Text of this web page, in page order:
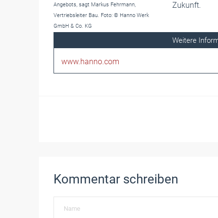
Angebots, sagt Markus Fehrmann,
Vertriebsleiter Bau. Foto: © Hanno Werk
GmbH & Co. KG
Zukunft.
Weitere
www.hanno.com
Kommentar schreiben